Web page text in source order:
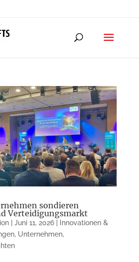
sondieren
Verteidigungsmarkt
| Juni 11, 2026| Innovationen &
, Unternehmen,